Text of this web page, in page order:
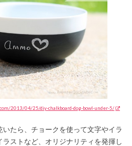
2013/04/25/diy-chalkboard-dog-bowl-under-5/
たら、チョークを使って文字やイラ
ストなど、オリジナリティを発揮し